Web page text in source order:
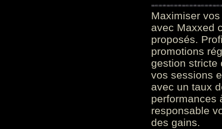
Maximiser
avec Maxxed
proposés.
promotions
gestion stricte
vos sessions
avec un taux
performances
responsable
des gains.